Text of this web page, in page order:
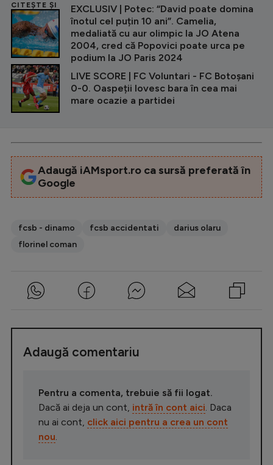
CITEȘTE ȘI
EXCLUSIV | Potec: “David poate domina
înotul cel puțin 10 ani”. Camelia,
medaliată cu aur olimpic la JO Atena
2004, cred că Popovici poate urca pe
podium la JO Paris 2024
LIVE SCORE | FC Voluntari - FC Botoșani
0-0. Oaspeții lovesc bara în cea mai
mare ocazie a partidei
Adaugă iAMsport.ro ca sursă preferată în
Google
fcsb - dinamo fcsb accidentati
darius olaru
florinel coman
Adaugă comentariu
Pentru a comenta, trebuie să fii logat.
Dacă ai deja un cont, intră în cont aici . Daca
nu ai cont, click aici pentru a crea un cont
nou